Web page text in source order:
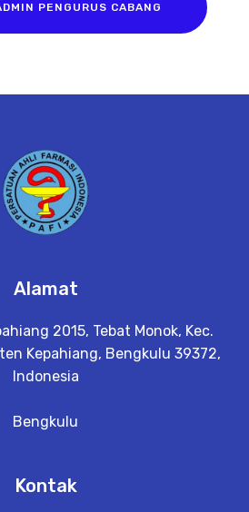
PENGURUS CABANG
Alamat
2015, Tebat Monok, Kec.
Kepahiang, Bengkulu 39372,
Indonesia
Bengkulu
Kontak